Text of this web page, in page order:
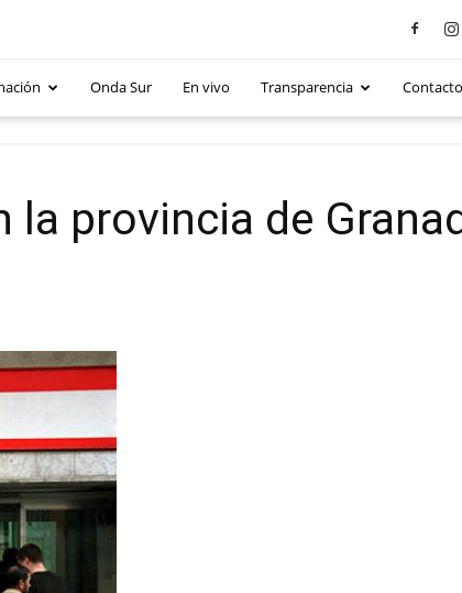
Onda Sur En vivo Transparencia Contacto
la provincia de